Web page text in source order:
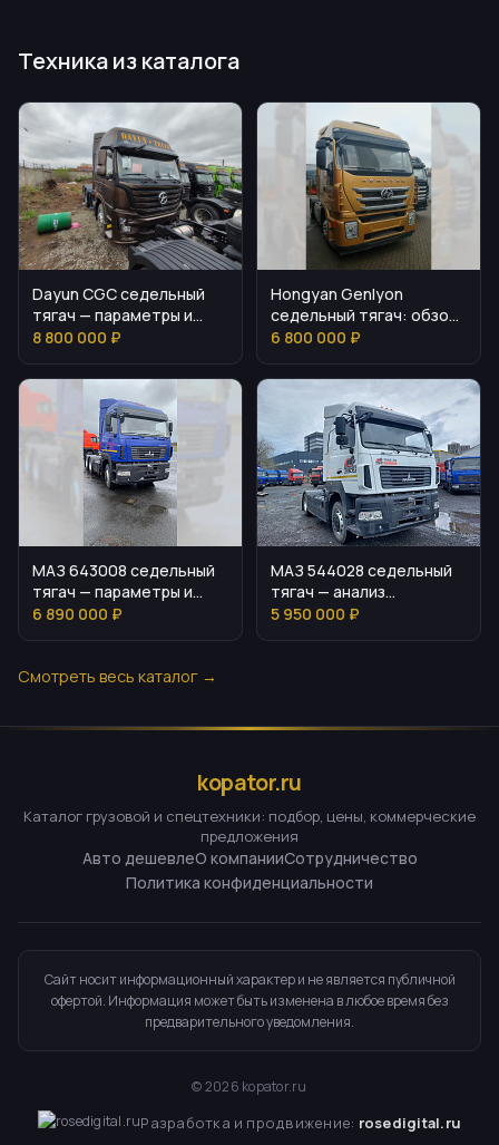
Техника из каталога
Dayun CGC седельный
тягач — параметры и
комплектация
8 800 000 ₽
Hongyan Genlyon
седельный тягач: обзор
и параметры
6 800 000 ₽
МАЗ 643008 седельный
тягач — параметры и
оснащение
6 890 000 ₽
МАЗ 544028 седельный
тягач — анализ
параметров и
5 950 000 ₽
Смотреть весь каталог →
kopator.ru
Каталог грузовой и спецтехники: подбор, цены, коммерческие
предложения
Авто дешевлеО компанииСотрудничество
Политика конфиденциальности
Сайт носит информационный характер и не является публичной
офертой. Информация может быть изменена в любое время без
предварительного уведомления.
©2026 kopator.ru
Разработка и продвижение: rosedigital.ru